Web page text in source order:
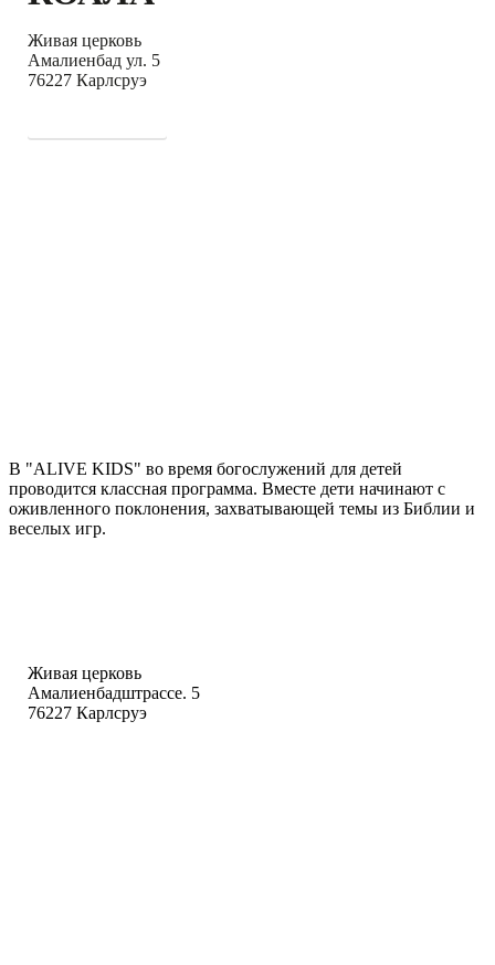
Живая церковь
Амалиенбад ул. 5
76227 Карлсруэ
В "ALIVE KIDS" во время богослужений для детей
проводится классная программа. Вместе дети начинают с
оживленного поклонения, захватывающей темы из Библии и
веселых игр.
Живая церковь
Амалиенбадштрассе. 5
76227 Карлсруэ